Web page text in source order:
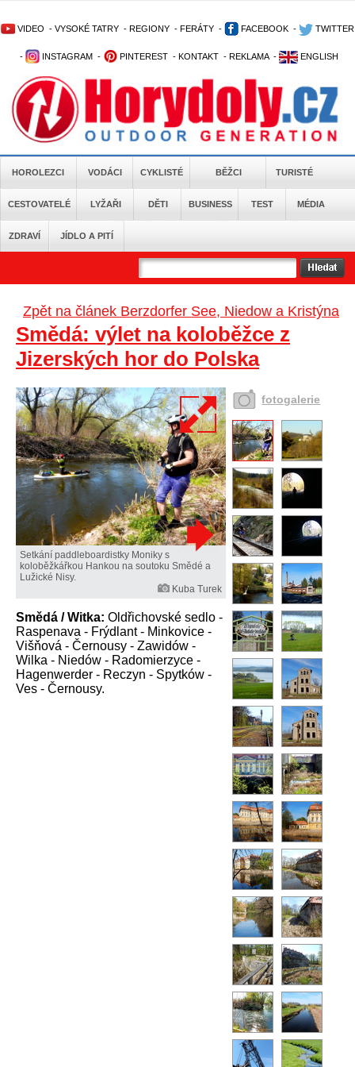
VIDEO - VYSOKÉ TATRY - REGIONY - FERÁTY - FACEBOOK - TWITTER
- INSTAGRAM - PINTEREST - KONTAKT - REKLAMA - ENGLISH
HOROLEZCI VODÁCI CYKLISTÉ BĚŽCI TURISTÉ
CESTOVATELÉ LYŽAŘI DĚTI BUSINESS TEST MÉDIA
ZDRAVÍ JÍDLO A PITÍ
Zpět na článek Berzdorfer See, Niedow a Kristýna
Smědá: výlet na koloběžce z
Jizerských hor do Polska
Setkání paddleboardistky Moniky s
koloběžkářkou Hankou na soutoku Smědé a
Lužické Nisy.
Kuba Turek
Smědá / Witka: Oldřichovské sedlo -
Raspenava - Frýdlant - Minkovice -
Višňová - Černousy - Zawidów -
Wilka - Niedów - Radomierzyce -
Hagenwerder - Reczyn - Spytków -
Ves - Černousy.
fotogalerie